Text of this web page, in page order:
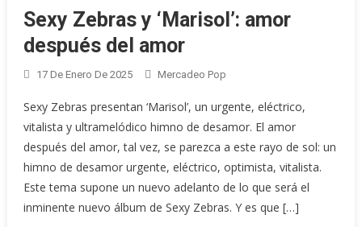
Sexy Zebras y ‘Marisol’: amor
después del amor
17 De Enero De 2025 Mercadeo Pop
Sexy Zebras presentan ‘Marisol’, un urgente, eléctrico,
vitalista y ultramelódico himno de desamor. El amor
después del amor, tal vez, se parezca a este rayo de sol: un
himno de desamor urgente, eléctrico, optimista, vitalista.
Este tema supone un nuevo adelanto de lo que será el
inminente nuevo álbum de Sexy Zebras. Y es que […]